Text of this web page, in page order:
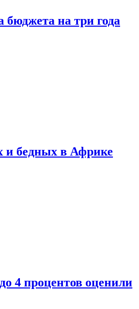
бюджета на три года
и бедных в Африке
4 процентов оценили